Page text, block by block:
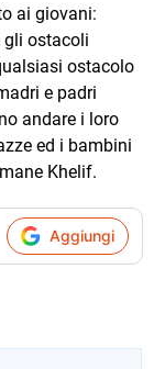
ai giovani:
gli ostacoli
ostacolo
e padri
andare i loro
ed i bambini
Khelif.
Aggiungi